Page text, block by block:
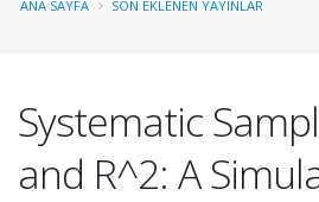
ANA SAYFA SON EKLENEN YAYINLAR
Systematic
and R^2: A